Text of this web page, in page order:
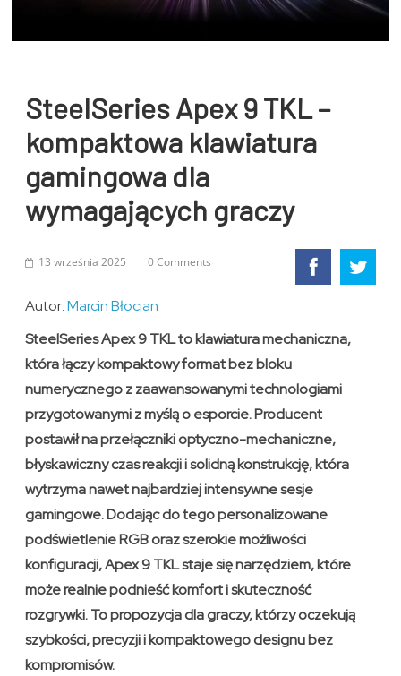
SteelSeries Apex 9 TKL –
kompaktowa klawiatura
gamingowa dla
wymagających graczy
13 września 2025 0 Comments
Autor:Marcin Błocian
SteelSeries Apex 9 TKL to klawiatura mechaniczna,
która łączy kompaktowy format bez bloku
numerycznego z zaawansowanymi technologiami
przygotowanymi z myślą o esporcie. Producent
postawił na przełączniki optyczno-mechaniczne,
błyskawiczny czas reakcji i solidną konstrukcję, która
wytrzyma nawet najbardziej intensywne sesje
gamingowe. Dodając do tego personalizowane
podświetlenie RGB oraz szerokie możliwości
konfiguracji, Apex 9 TKL staje się narzędziem, które
może realnie podnieść komfort i skuteczność
rozgrywki. To propozycja dla graczy, którzy oczekują
szybkości, precyzji i kompaktowego designu bez
kompromisów.